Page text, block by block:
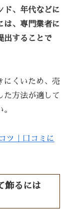
ド、年代などに
は、専門業者に
出することで
にくいため、売
た方法が適して
ツ｜口コミに
飾るには